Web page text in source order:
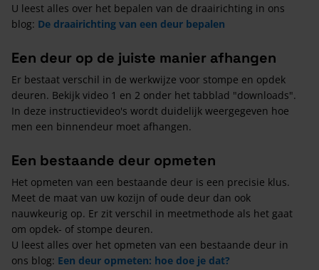
U leest alles over het bepalen van de draairichting in ons
blog: De draairichting van een deur bepalen
Een deur op de juiste manier afhangen
Er bestaat verschil in de werkwijze voor stompe en opdek
deuren. Bekijk video 1 en 2 onder het tabblad "downloads".
In deze instructievideo's wordt duidelijk weergegeven hoe
men een binnendeur moet afhangen.
Een bestaande deur opmeten
Het opmeten van een bestaande deur is een precisie klus.
Meet de maat van uw kozijn of oude deur dan ook
nauwkeurig op. Er zit verschil in meetmethode als het gaat
om opdek- of stompe deuren.
U leest alles over het opmeten van een bestaande deur in
ons blog: Een deur opmeten: hoe doe je dat?